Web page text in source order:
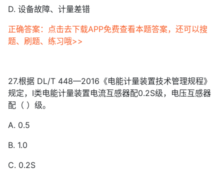
D. 设备故障、计量差错
正确答案：点击去下载APP免费查看本题答案，还可以搜
题、刷题、练习哦>>
27.根据 DL/T 448—2016《电能计量装置技术管理规程》
规定，Ⅰ类电能计量装置电流互感器配0.2S级，电压互感器
配（ ）级。
A. 0.5
B. 1.0
C. 0.2S